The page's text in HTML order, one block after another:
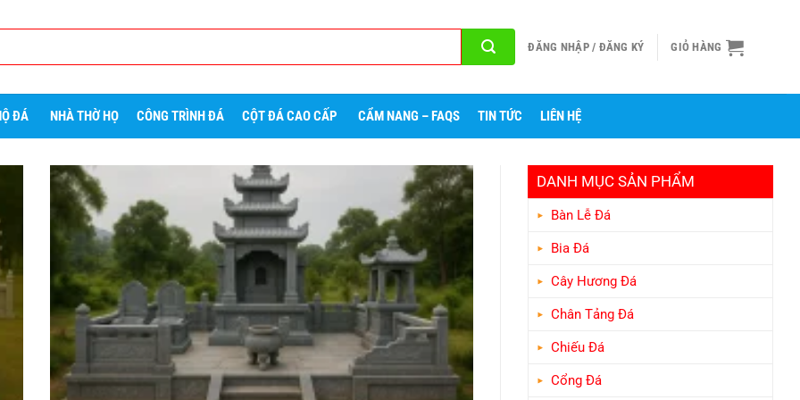
ĐĂNG NHẬP / ĐĂNG KÝ GIỎ HÀNG
ĐÁ NHÀ THỜ HỌ CÔNG TRÌNH ĐÁ CỘT ĐÁ CAO CẤP CẨM NANG – FAQS TIN TỨC LIÊN HỆ
DANH MỤC SẢN PHẨM
Bàn Lễ Đá
Bia Đá
Cây Hương Đá
Chân Tảng Đá
Chiếu Đá
Cổng Đá